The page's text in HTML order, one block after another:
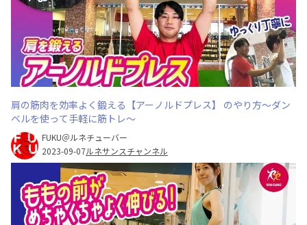
肩の筋肉を効率よく鍛える【アーノルドプレス】 のやり方〜ダン
ベルを使って手軽に筋トレ〜
FUKU＠ルネチューバー
2023-09-07ルネサンスチャンネル